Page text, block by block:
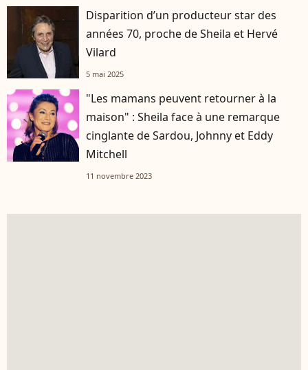
Disparition d’un producteur star des
années 70, proche de Sheila et Hervé
Vilard
5 mai 2025
"Les mamans peuvent retourner à la
maison" : Sheila face à une remarque
cinglante de Sardou, Johnny et Eddy
Mitchell
11 novembre 2023